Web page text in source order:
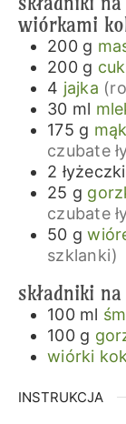
wiórkami
200 g
200 g
4 jajka
30 ml
175 g
czubate
2 łyżeczki
25 g
czubate
50 g
szklanki)
składniki
100 ml
100 g
wiórki
INSTRUKCJA